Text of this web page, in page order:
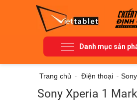
Danh mục sản
Trang chủ - Điện thoại - Sony
Sony Xperia 1